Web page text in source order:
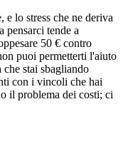
e lo stress che ne deriva
pensarci tende a
50 € contro
puoi permetterti l'aiuto
stai sbagliando
con i vincoli che hai
il problema dei costi; ci